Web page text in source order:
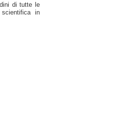
di tutte le
in